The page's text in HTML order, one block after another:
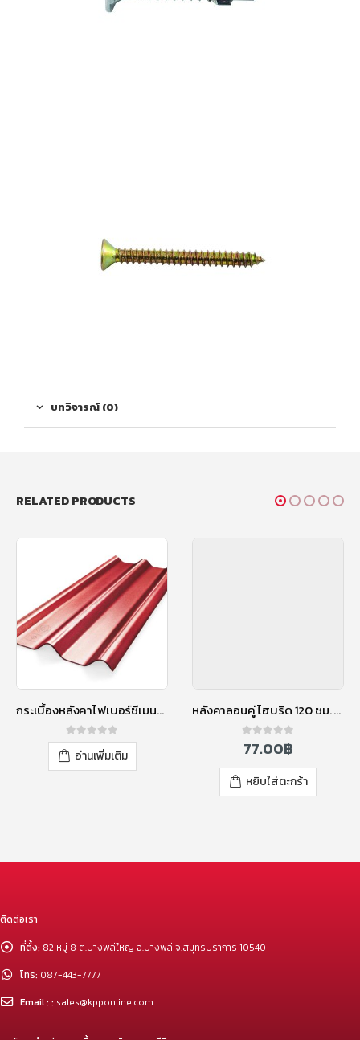
บทวิจารณ์ (0)
RELATED PRODUCTS
กระเบื้องหลังคาไฟเบอร์ซีเมนต์ เอสซีจี รุ่นลอนคู่ (ความยาว 150 ซม.) แดงประกายมุก
0out of 5
อ่านเพิ่มเติม
หลังคาลอนคู่ ไฮบริด 120 ซม. สีแดงประกายมุก
out of 5
77.00฿
หยิบใส่ตะกร้า
ติดต่อเรา
ที่ตั้ง: 82 หมู่ 8 ต.บางพลีใหญ่ อ.บางพลี จ.สมุทรปราการ 10540
โทร: 087-443-7777
Email : : sales@kpponline.com